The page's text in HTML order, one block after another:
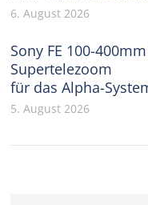
6. August 2026
Sony FE 100-
Supertelezoom
für das Alpha-
5. August 2026